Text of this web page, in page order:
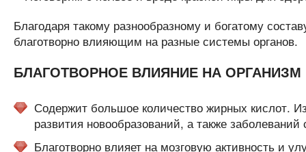
Благодаря такому разнообразному и богатому
благотворно влияющим на разные системы органов.
БЛАГОТВОРНОЕ ВЛИЯНИЕ НА ОРГАНИЗМ
Содержит большое количество жирных кислот.
развития новообразований, а также
Благотворно влияет на мозговую активность и